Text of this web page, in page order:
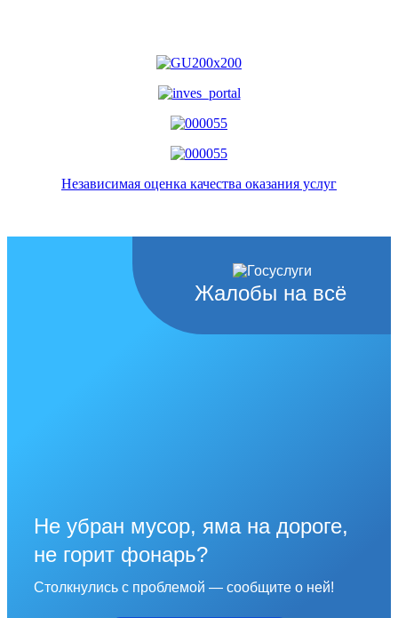
Независимая оценка качества оказания услуг
Жалобы на всё
Не убран мусор, яма на дороге,
не горит фонарь?
Столкнулись с проблемой — сообщите о ней!